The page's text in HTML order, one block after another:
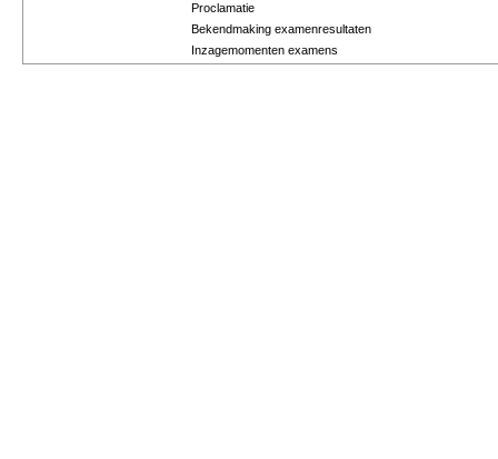
Proclamatie
Bekendmaking examenresultaten
Inzagemomenten examens